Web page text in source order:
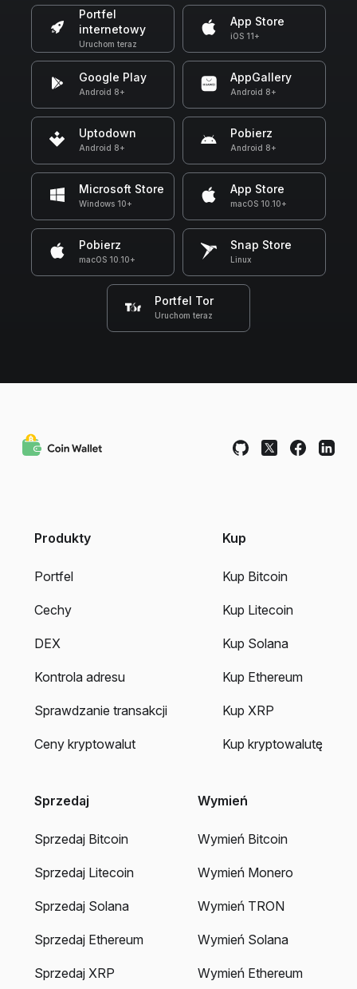
Portfel
internetowy
Uruchom teraz
App Store
iOS 11+
Google Play
Android 8+
AppGallery
Android 8+
Uptodown
Android 8+
Pobierz
Android 8+
Microsoft Store
Windows 10+
App Store
macOS 10.10+
Pobierz
macOS 10.10+
Snap Store
Linux
Portfel Tor
Uruchom teraz
Produkty
Portfel
Cechy
DEX
Kontrola adresu
Sprawdzanie transakcji
Ceny kryptowalut
Kup
Kup Bitcoin
Kup Litecoin
Kup Solana
Kup Ethereum
Kup XRP
Kup kryptowalutę
Sprzedaj
Sprzedaj Bitcoin
Sprzedaj Litecoin
Sprzedaj Solana
Sprzedaj Ethereum
Sprzedaj XRP
Wymień
Wymień Bitcoin
Wymień Monero
Wymień TRON
Wymień Solana
Wymień Ethereum